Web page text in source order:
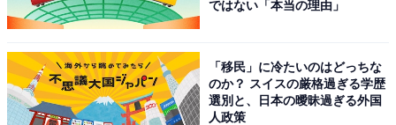
ではない「本当の理由」
「移民」に冷たいのはどっちな
のか？ スイスの厳格過ぎる学歴
選別と、日本の曖昧過ぎる外国
人政策